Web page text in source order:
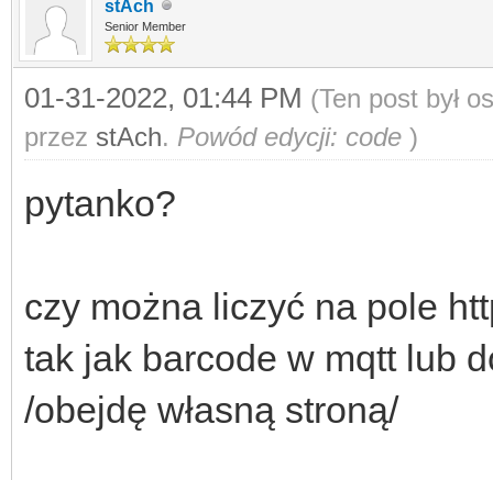
stAch
Senior Member
01-31-2022, 01:44 PM (Ten post był
przez stAch. Powód edycji: code )
pytanko?
czy można liczyć na pole
tak jak barcode w mqtt lub
/obejdę własną stroną/